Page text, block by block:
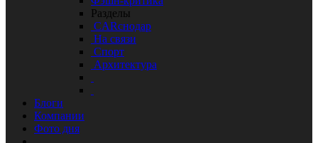
Разделы
CARснодар
На связи
Спорт
Архитектура
Блоги
Компании
Фото дня